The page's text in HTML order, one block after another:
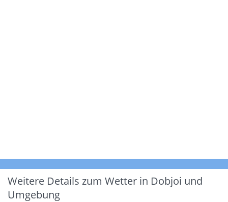
Weitere Details zum Wetter in Dobjoi und
Umgebung